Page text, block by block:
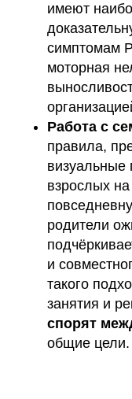
имеют
симптомам
моторная
Работа с
правила,
визуальные
взрослых
родители
и
такого
занятия и
спорят
общие цели.